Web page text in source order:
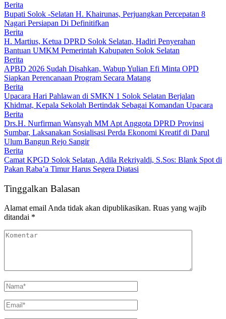
Berita
Bupati Solok -Selatan H. Khairunas, Perjuangkan Percepatan 8
Nagari Persiapan Di Definitifkan
Berita
H. Martius, Ketua DPRD Solok Selatan, Hadiri Penyerahan
Bantuan UMKM Pemerintah Kabupaten Solok Selatan
Berita
APBD 2026 Sudah Disahkan, Wabup Yulian Efi Minta OPD
Siapkan Perencanaan Program Secara Matang
Berita
Upacara Hari Pahlawan di SMKN 1 Solok Selatan Berjalan
Khidmat, Kepala Sekolah Bertindak Sebagai Komandan Upacara
Berita
Drs.H. Nurfirman Wansyah MM Apt Anggota DPRD Provinsi
Sumbar, Laksanakan Sosialisasi Perda Ekonomi Kreatif di Darul
Ulum Bangun Rejo Sangir
Berita
Camat KPGD Solok Selatan, Adila Rekriyaldi, S.Sos: Blank Spot di
Pakan Raba’a Timur Harus Segera Diatasi
Tinggalkan Balasan
Alamat email Anda tidak akan dipublikasikan. Ruas yang wajib
ditandai *